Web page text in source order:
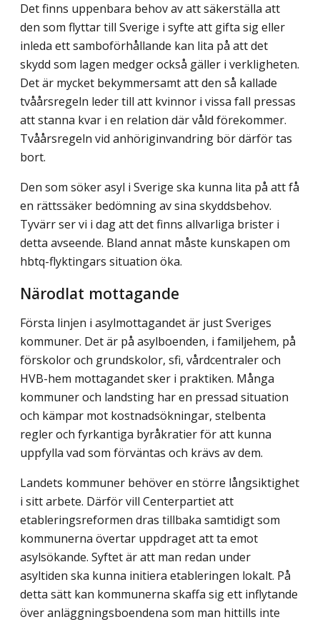
Det finns uppenbara behov av att säkerställa att
den som flyttar till Sverige i syfte att gifta sig eller
inleda ett samboförhållande kan lita på att det
skydd som lagen medger också gäller i verkligheten.
Det är mycket bekymmersamt att den så kallade
tvåårs­regeln leder till att kvinnor i vissa fall pressas
att stanna kvar i en relation där våld förekommer.
Tvåårsregeln vid anhöriginvandring bör därför tas
bort.
Den som söker asyl i Sverige ska kunna lita på att få
en rättssäker bedömning av sina skyddsbehov.
Tyvärr ser vi i dag att det finns allvarliga brister i
detta avseende. Bland annat måste kunskapen om
hbtq-flyktingars situation öka.
Närodlat mottagande
Första linjen i asylmottagandet är just Sveriges
kommuner. Det är på asylboenden, i familjehem, på
förskolor och grundskolor, sfi, vårdcentraler och
HVB-hem mottagandet sker i praktiken. Många
kommuner och landsting har en pressad situation
och kämpar mot kostnadsökningar, stelbenta
regler och fyrkantiga byråkratier för att kunna
uppfylla vad som förväntas och krävs av dem.
Landets kommuner behöver en större långsiktighet
i sitt arbete. Därför vill Center­partiet att
etableringsreformen dras tillbaka samtidigt som
kommunerna övertar upp­draget att ta emot
asylsökande. Syftet är att man redan under
asyltiden ska kunna initiera etableringen lokalt. På
detta sätt kan kommunerna skaffa sig ett inflytande
över anläggningsboendena som man hittills inte